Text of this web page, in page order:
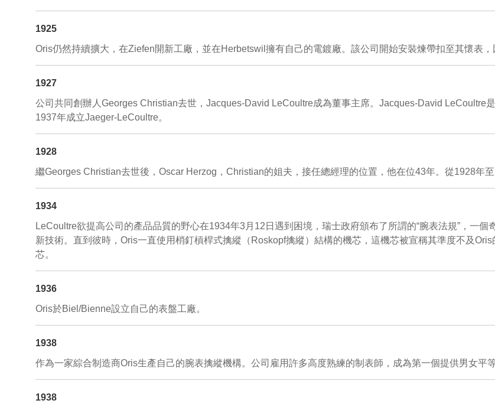
1925
Oris仍然持續擴大，在Ziefen開新工廠，並在Herbetswil擁有自己的電鍍廠。該公司開始安裝煉帶扣至其懷表，
1927
公司共同創辦人Georges Christian去世，Jacques-David LeCoultre成為董事主席。Jacques-David LeCoultre
1937年成立Jaeger-LeCoultre。
1928
繼Georges Christian去世後，Oscar Herzog，Christian的姐夫，接任總經理的位置，他在位43年。從1928年
1934
LeCoultre欲提高公司的產品品質的野心在1934年3月12日遇到困境，瑞士政府頒布了所謂的“腕表法規”，一
新技術。直到彼時，Oris一直使用梢釘槓桿式擒縱（Roskopf擒縱）結構的機芯，這機芯被宣稱其準度不及
芯。
1936
Oris於Biel/Bienne設立自己的表盤工廠。
1938
作為一家綜合制造商Oris生產自己的腕表擒縱機構。公司雇用許多高度熟練的制表師，成為第一個提供男女平
1938